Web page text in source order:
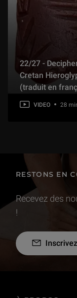
22/27 -
Cretan
(traduit en
VIDEO 28
RESTONS EN
Recevez des
!